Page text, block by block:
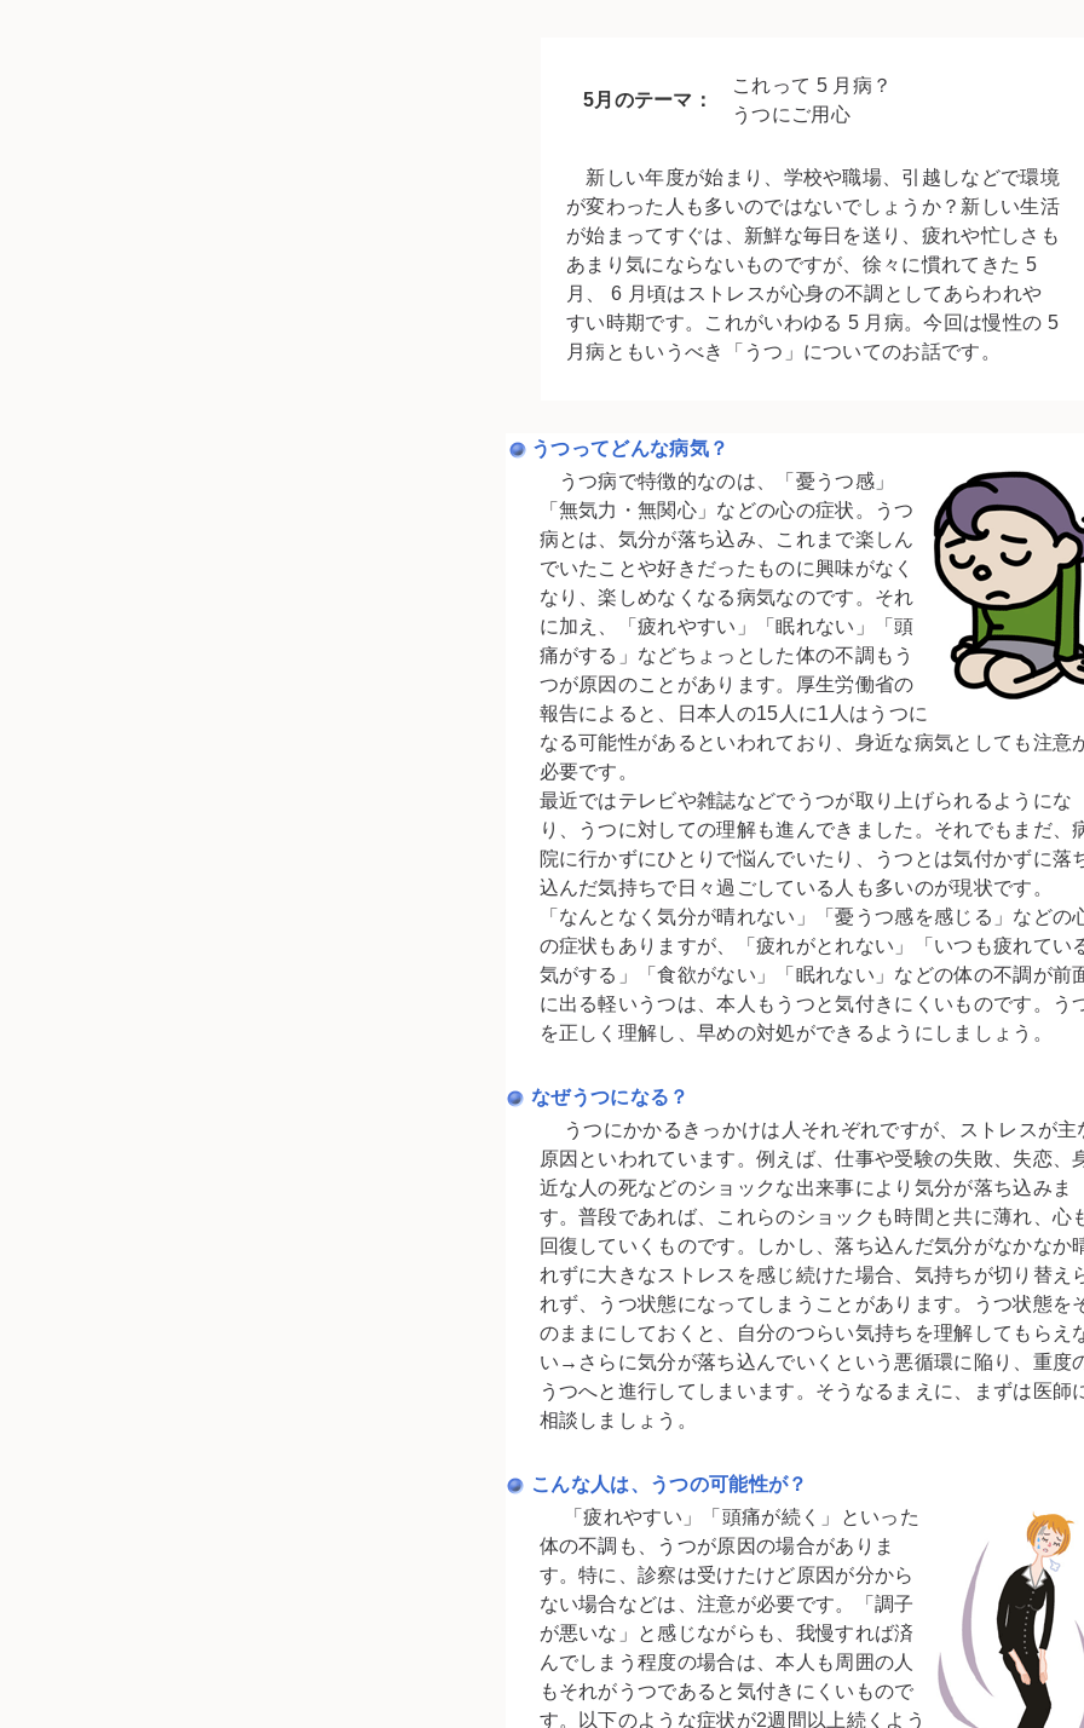
5月のテーマ：
これって 5 月病？
うつにご用心
新しい年度が始まり、学校や職場、引越しなどで環境
が変わった人も多いのではないでしょうか？新しい生活
が始まってすぐは、新鮮な毎日を送り、疲れや忙しさも
あまり気にならないものですが、徐々に慣れてきた 5
月、 6 月頃はストレスが心身の不調としてあらわれや
すい時期です。これがいわゆる 5 月病。今回は慢性の 5
月病ともいうべき「うつ」についてのお話です。
うつってどんな病気？
うつ病で特徴的なのは、「憂うつ感」
「無気力・無関心」などの心の症状。うつ
病とは、気分が落ち込み、これまで楽しん
でいたことや好きだったものに興味がなく
なり、楽しめなくなる病気なのです。それ
に加え、「疲れやすい」「眠れない」「頭
痛がする」などちょっとした体の不調もう
つが原因のことがあります。厚生労働省の
報告によると、日本人の15人に1人はうつに
なる可能性があるといわれており、身近な病気としても注意
必要です。
最近ではテレビや雑誌などでうつが取り上げられるようにな
り、うつに対しての理解も進んできました。それでもまだ、
院に行かずにひとりで悩んでいたり、うつとは気付かずに落
込んだ気持ちで日々過ごしている人も多いのが現状です。
「なんとなく気分が晴れない」「憂うつ感を感じる」などの
の症状もありますが、「疲れがとれない」「いつも疲れてい
気がする」「食欲がない」「眠れない」などの体の不調が前
に出る軽いうつは、本人もうつと気付きにくいものです。う
を正しく理解し、早めの対処ができるようにしましょう。
なぜうつになる？
うつにかかるきっかけは人それぞれですが、ストレスが主
原因といわれています。例えば、仕事や受験の失敗、失恋、
近な人の死などのショックな出来事により気分が落ち込みま
す。普段であれば、これらのショックも時間と共に薄れ、心
回復していくものです。しかし、落ち込んだ気分がなかなか
れずに大きなストレスを感じ続けた場合、気持ちが切り替え
れず、うつ状態になってしまうことがあります。うつ状態を
のままにしておくと、自分のつらい気持ちを理解してもらえ
い→さらに気分が落ち込んでいくという悪循環に陥り、重度
うつへと進行してしまいます。そうなるまえに、まずは医師
相談しましょう。
こんな人は、うつの可能性が？
「疲れやすい」「頭痛が続く」といった
体の不調も、うつが原因の場合がありま
す。特に、診察は受けたけど原因が分から
ない場合などは、注意が必要です。「調子
が悪いな」と感じながらも、我慢すれば済
んでしまう程度の場合は、本人も周囲の人
もそれがうつであると気付きにくいもので
す。以下のような症状が2週間以上続くよう